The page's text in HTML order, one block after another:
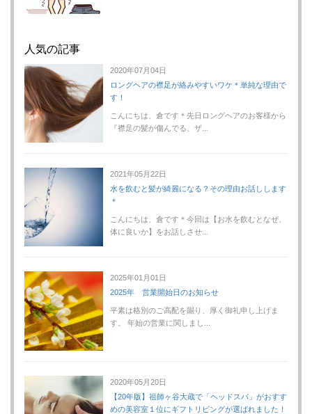
人気の記事
2020年07月04日
ロングヘアの襟足が絡みやすいワケ＊単純な理由で
す！
こんにちは、倉です＊先日ロングヘアのお客様から
『襟足の髪が傷んでる、ザ...
2021年05月22日
水を飲むと髪が綺麗になる？その理由お話しします
＊
こんにちは、倉です＊今回は【お水を飲むとなぜ、
体に良いか】をお話しさせ...
2025年01月01日
2025年 営業開始日のお知らせ
平素は格別のご高配を賜り、厚く御礼申し上げま
す。 年始の営業に関しまし...
2020年05月20日
【20年版】祖師ヶ谷大蔵で「ヘッドスパ」がおすす
めの美容室１位にギフトリビングが選ばれました！